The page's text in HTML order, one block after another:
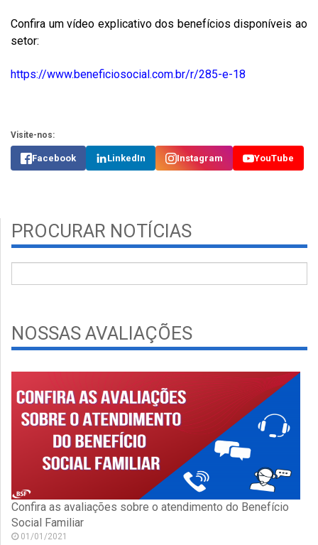
Confira um vídeo explicativo dos benefícios disponíveis ao
setor:
https://www.beneficiosocial.com.br/r/285-e-18
Visite-nos:
Facebook LinkedIn Instagram YouTube
PROCURAR NOTÍCIAS
NOSSAS AVALIAÇÕES
Confira as avaliações sobre o atendimento do Benefício
Social Familiar
01/01/2021